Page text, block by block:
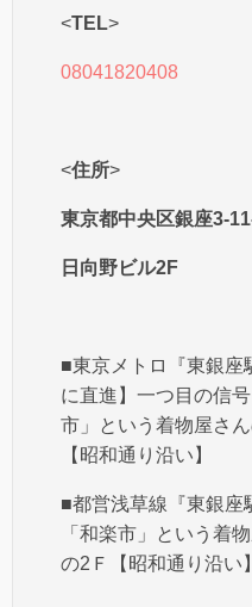
<TEL>
08041820408
<住所>
東京都中央区銀座3-
日向野ビル2F
■東京メトロ『東銀座
に直進】一つ目の信
市」という着物屋さ
【昭和通り沿い】
■都営浅草線『東銀座
「和楽市」という着
の2Ｆ【昭和通り沿い